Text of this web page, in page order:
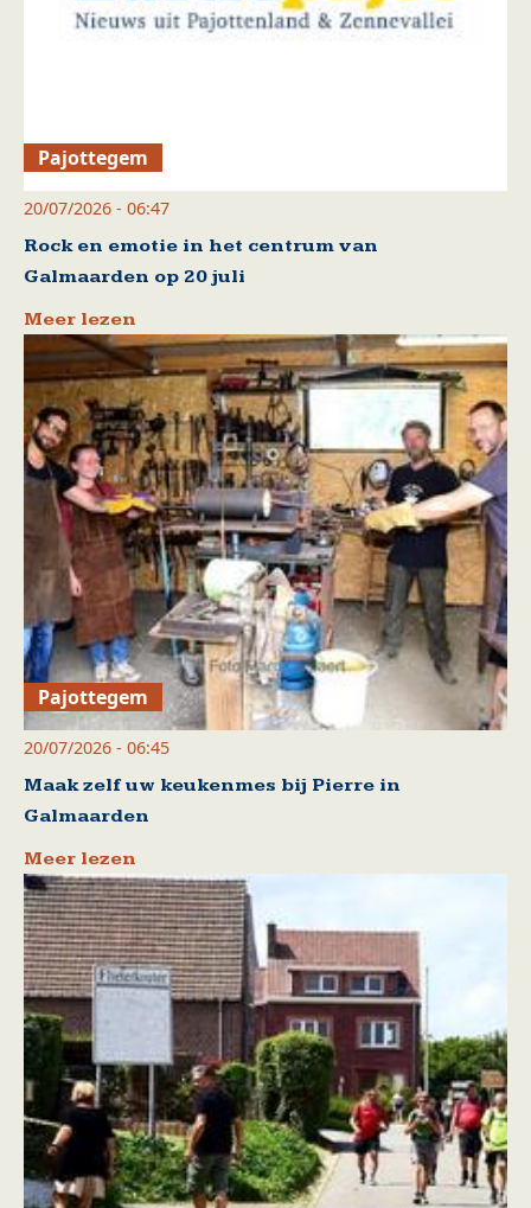
Pajottegem
20/07/2026 - 06:47
Rock en emotie in het centrum van
Galmaarden op 20 juli
Meer lezen
Pajottegem
20/07/2026 - 06:45
Maak zelf uw keukenmes bij Pierre in
Galmaarden
Meer lezen